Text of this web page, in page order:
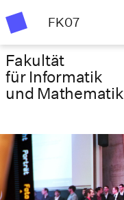
FK07
Fakultät
für Informatik
und Mathematik